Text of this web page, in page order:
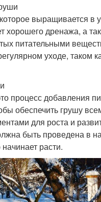
выращивается в
хорошего дренажа, а
питательными
уходе, таком
процесс добавления
обеспечить грушу
для роста и
быть проведена в
расти.